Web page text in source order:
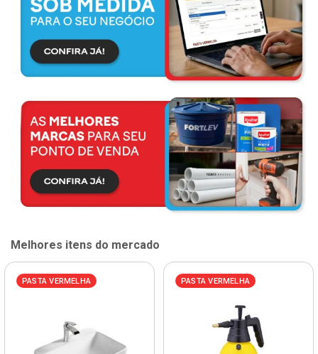
Melhores itens do mercado
PASTA VERMELHA PASTA VERMELHA